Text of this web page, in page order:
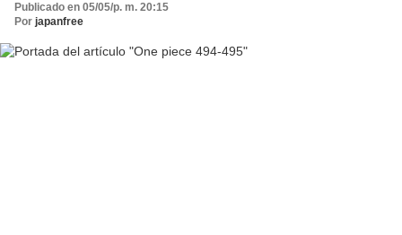
Publicado en 05/05/p. m. 20:15
Por japanfree